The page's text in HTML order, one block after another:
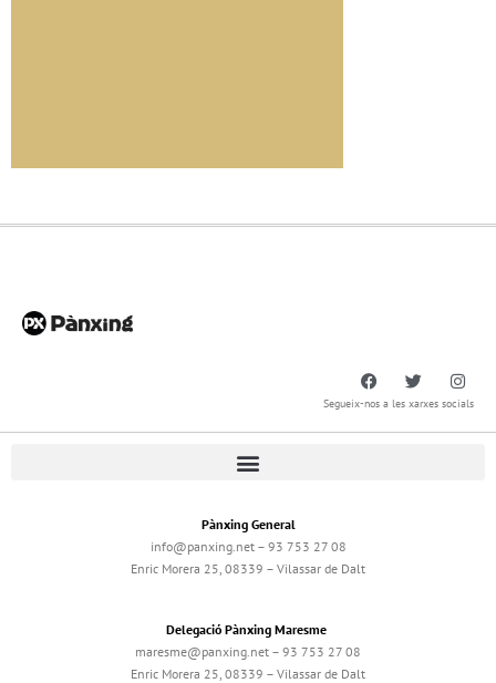
Segueix-nos a les xarxes socials
Pànxing General
info@panxing.net – 93 753 27 08
Enric Morera 25, 08339 – Vilassar de Dalt
Delegació Pànxing Maresme
maresme@panxing.net – 93 753 27 08
Enric Morera 25, 08339 – Vilassar de Dalt